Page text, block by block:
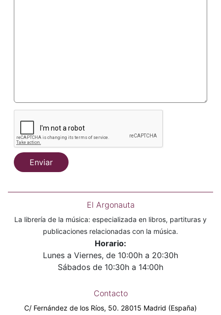
Enviar
El Argonauta
La librería de la música: especializada en libros, partituras y
publicaciones relacionadas con la música.
Horario:
Lunes a Viernes, de 10:00h a 20:30h
Sábados de 10:30h a 14:00h
Contacto
C/ Fernández de los Ríos, 50. 28015 Madrid (España)